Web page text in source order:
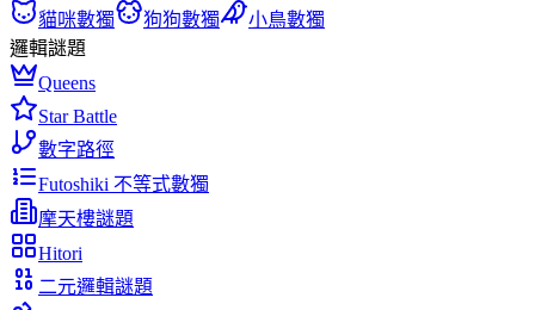
貓咪數獨
狗狗數獨
小鳥數獨
邏輯謎題
Queens
Star Battle
數字路徑
Futoshiki 不等式數獨
摩天樓謎題
Hitori
二元邏輯謎題